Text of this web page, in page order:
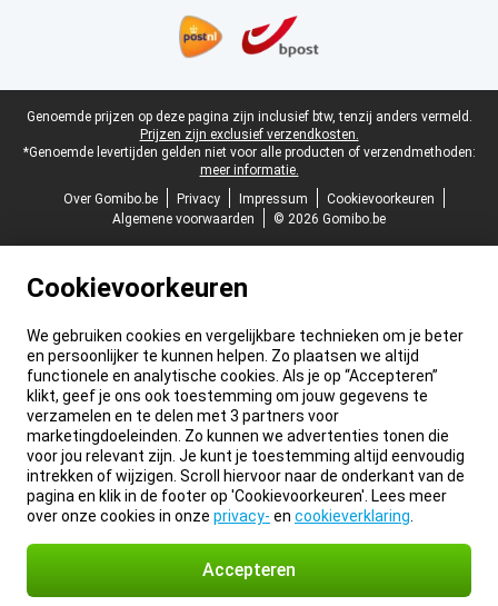
Juridische voettekst
Genoemde prijzen op deze pagina zijn inclusief btw, tenzij anders vermeld.
Prijzen zijn exclusief verzendkosten.
*Genoemde levertijden gelden niet voor alle producten of verzendmethoden:
meer informatie.
Over Gomibo.be
Privacy Impressum
Cookievoorkeuren
Algemene voorwaarden
© 2026 Gomibo.be
Cookievoorkeuren
We gebruiken cookies en vergelijkbare technieken om je beter
en persoonlijker te kunnen helpen. Zo plaatsen we altijd
functionele en analytische cookies. Als je op “Accepteren”
klikt, geef je ons ook toestemming om jouw gegevens te
verzamelen en te delen met 3 partners voor
marketingdoeleinden. Zo kunnen we advertenties tonen die
voor jou relevant zijn. Je kunt je toestemming altijd eenvoudig
intrekken of wijzigen. Scroll hiervoor naar de onderkant van de
pagina en klik in de footer op 'Cookievoorkeuren'. Lees meer
over onze cookies in onze privacy- en cookieverklaring
Accepteren